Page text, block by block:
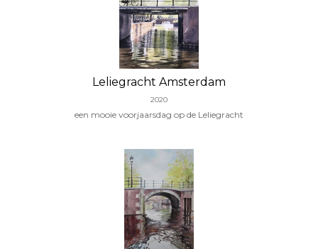
Leliegracht Amsterdam
2020
een mooie voorjaarsdag op de Leliegracht